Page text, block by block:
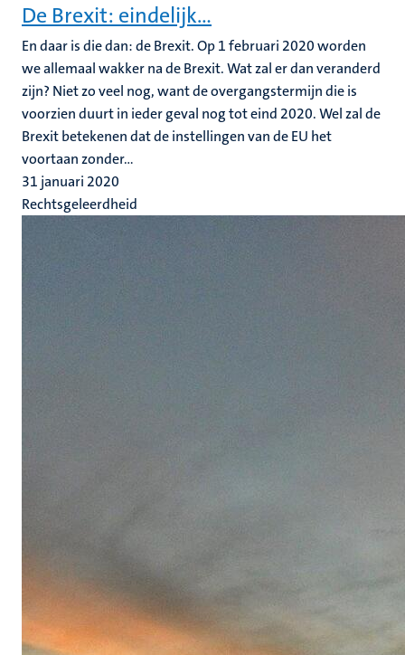
De Brexit: eindelijk...
En daar is die dan: de Brexit. Op 1 februari 2020 worden
we allemaal wakker na de Brexit. Wat zal er dan veranderd
zijn? Niet zo veel nog, want de overgangstermijn die is
voorzien duurt in ieder geval nog tot eind 2020. Wel zal de
Brexit betekenen dat de instellingen van de EU het
voortaan zonder...
31 januari 2020
Rechtsgeleerdheid